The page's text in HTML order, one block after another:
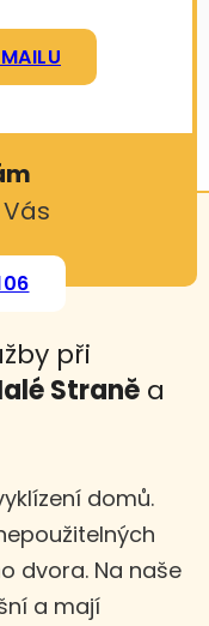
při
Straně a
domů.
dvora. Na naše
a mají